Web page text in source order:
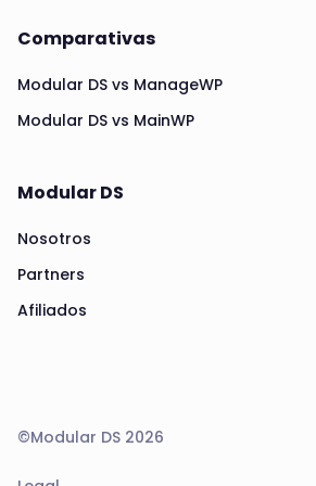
Comparativas
Modular DS vs ManageWP
Modular DS vs MainWP
Modular DS
Nosotros
Partners
Afiliados
©Modular DS 2026